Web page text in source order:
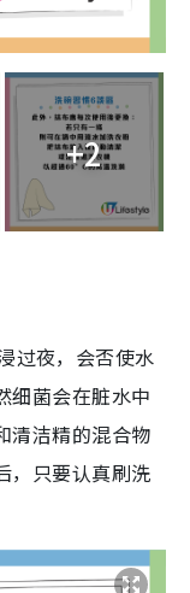
+2
过夜，会否使水
细菌会在脏水中
清洁精的混合物
，只要认真刷洗